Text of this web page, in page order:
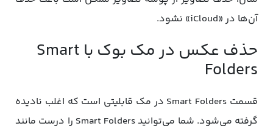
آن‌ها در «iCloud» نشود.
حذف عکس در مک بوک با Smart
Folders
قسمت Smart Folders در مک قابلیتی است که اغلب نادیده
گرفته می‌شود. شما می‌توانید Smart Folders را درست مانند